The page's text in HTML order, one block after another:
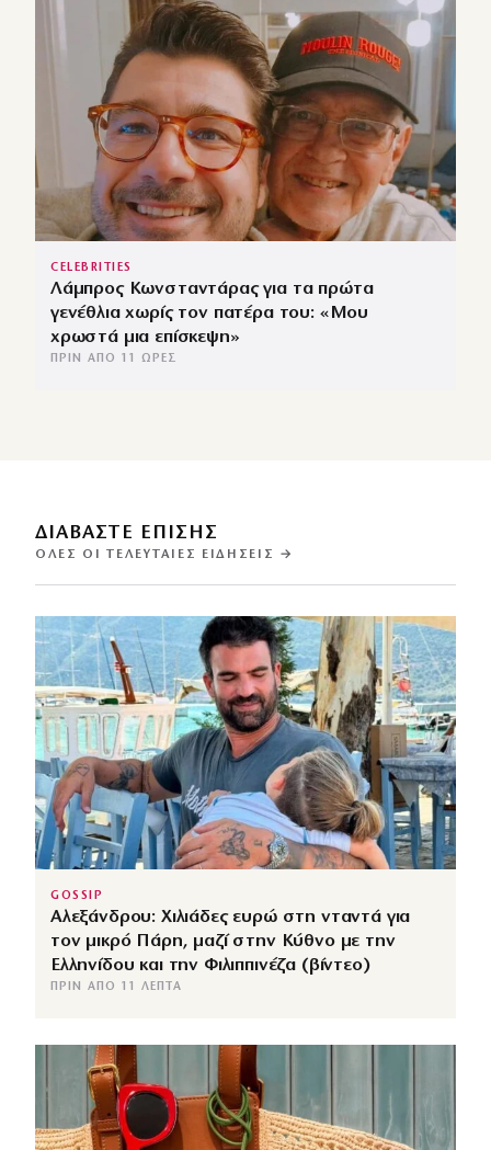
CELEBRITIES
Λάμπρος Κωνσταντάρας για τα πρώτα
γενέθλια χωρίς τον πατέρα του: «Μου
χρωστά μια επίσκεψη»
ΠΡΙΝ ΑΠΌ 11 ΏΡΕΣ
ΔΙΑΒΑΣΤΕ ΕΠΙΣΗΣ
ΌΛΕΣ ΟΙ ΤΕΛΕΥΤΑΊΕΣ ΕΙΔΉΣΕΙΣ →
GOSSIP
Αλεξάνδρου: Χιλιάδες ευρώ στη νταντά για
τον μικρό Πάρη, μαζί στην Κύθνο με την
Ελληνίδου και την Φιλιππινέζα (βίντεο)
ΠΡΙΝ ΑΠΌ 11 ΛΕΠΤΆ